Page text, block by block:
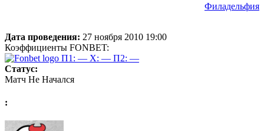
Филадельфия
Дата проведения: 27 ноября 2010 19:00
Коэффициенты FONBET:
П1: — X: — П2: —
Статус:
Матч Не Начался
: